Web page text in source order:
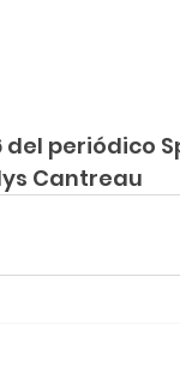
periódico
Cantreau